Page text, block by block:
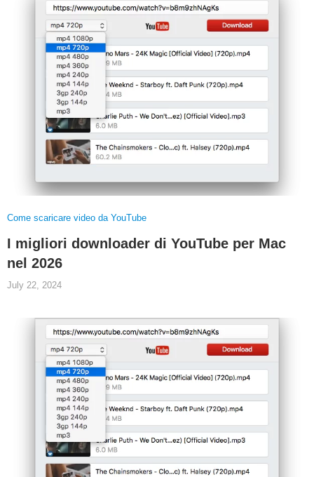
Come scaricare video da YouTube
I migliori downloader di YouTube per Mac
nel 2026
July 22, 2024